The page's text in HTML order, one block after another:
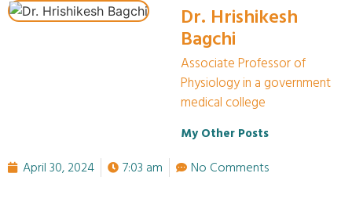
Dr. Hrishikesh
Bagchi
Associate Professor of
Physiology in a government
medical college
My Other Posts
April 30, 2024 7:03 am No Comments